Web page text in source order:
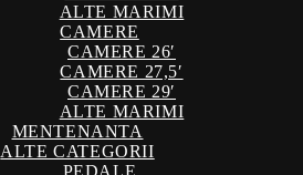
ALTE MARIMI
CAMERE
CAMERE 26′
CAMERE 27,5′
CAMERE 29′
ALTE MARIMI
MENTENANTA
ALTE CATEGORII
PEDALE